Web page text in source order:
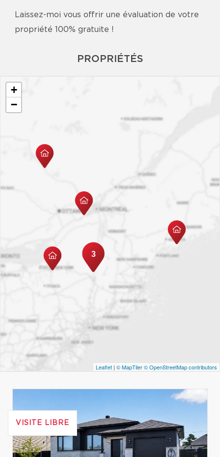
Laissez-moi vous offrir une évaluation de votre
propriété 100% gratuite !
PROPRIÉTÉS
3
+
−
Leaflet | © MapTiler© OpenStreetMap contributors
VISITE LIBRE